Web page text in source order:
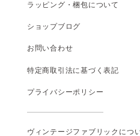
ラッピング・梱包について
ショップブログ
お問い合わせ
特定商取引法に基づく表記
プライバシーポリシー
ヴィンテージファブリックにつ